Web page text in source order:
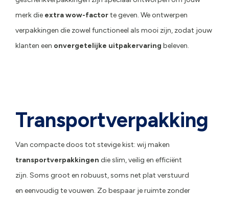
merk die extra wow-factorte geven. We ontwerpen
verpakkingen die zowel functioneel als mooi zijn, zodat jouw
klanten een onvergetelijke uitpakervaring beleven.
Transportverpakking
Van compacte doos tot stevige kist: wij maken
transportverpakkingen die slim, veilig en efficiënt
zijn. Soms groot en robuust, soms net plat verstuurd
en eenvoudig te vouwen. Zo bespaar je ruimte zonder